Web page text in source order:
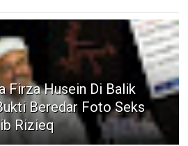
Firza Husein Di Balik
Beredar Foto Seks
Rizieq